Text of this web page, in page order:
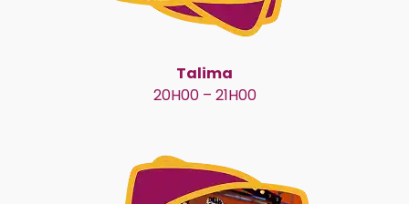
Talima
20H00 – 21H00